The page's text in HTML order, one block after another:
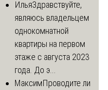
ИльяЗдравствуйте,
являюсь владельцем
однокомнатной
квартиры на первом
этаже с августа 2023
года. До э...
МаксимПроводите ли